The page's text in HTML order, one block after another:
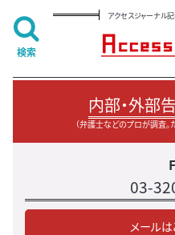
アクセスジャーナ
内部・外部
（弁護士などのプロが調査。
03-
メールは
検索